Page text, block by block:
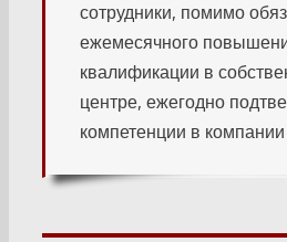
сотрудники, помимо
ежемесячного
квалификации в
центре, ежегодно
компетенции в